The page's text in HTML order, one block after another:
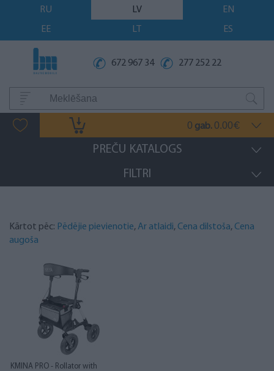
RU LV
EN
EE
LT ES
672 967 34 277 252 22
0 gab. 0.00€
PREČU KATALOGS
FILTRI
Kārtot pēc: Pēdējie pievienotie,Ar atlaidi, Cena dilstoša, Cena
augoša
KMINA PRO - Rollator with